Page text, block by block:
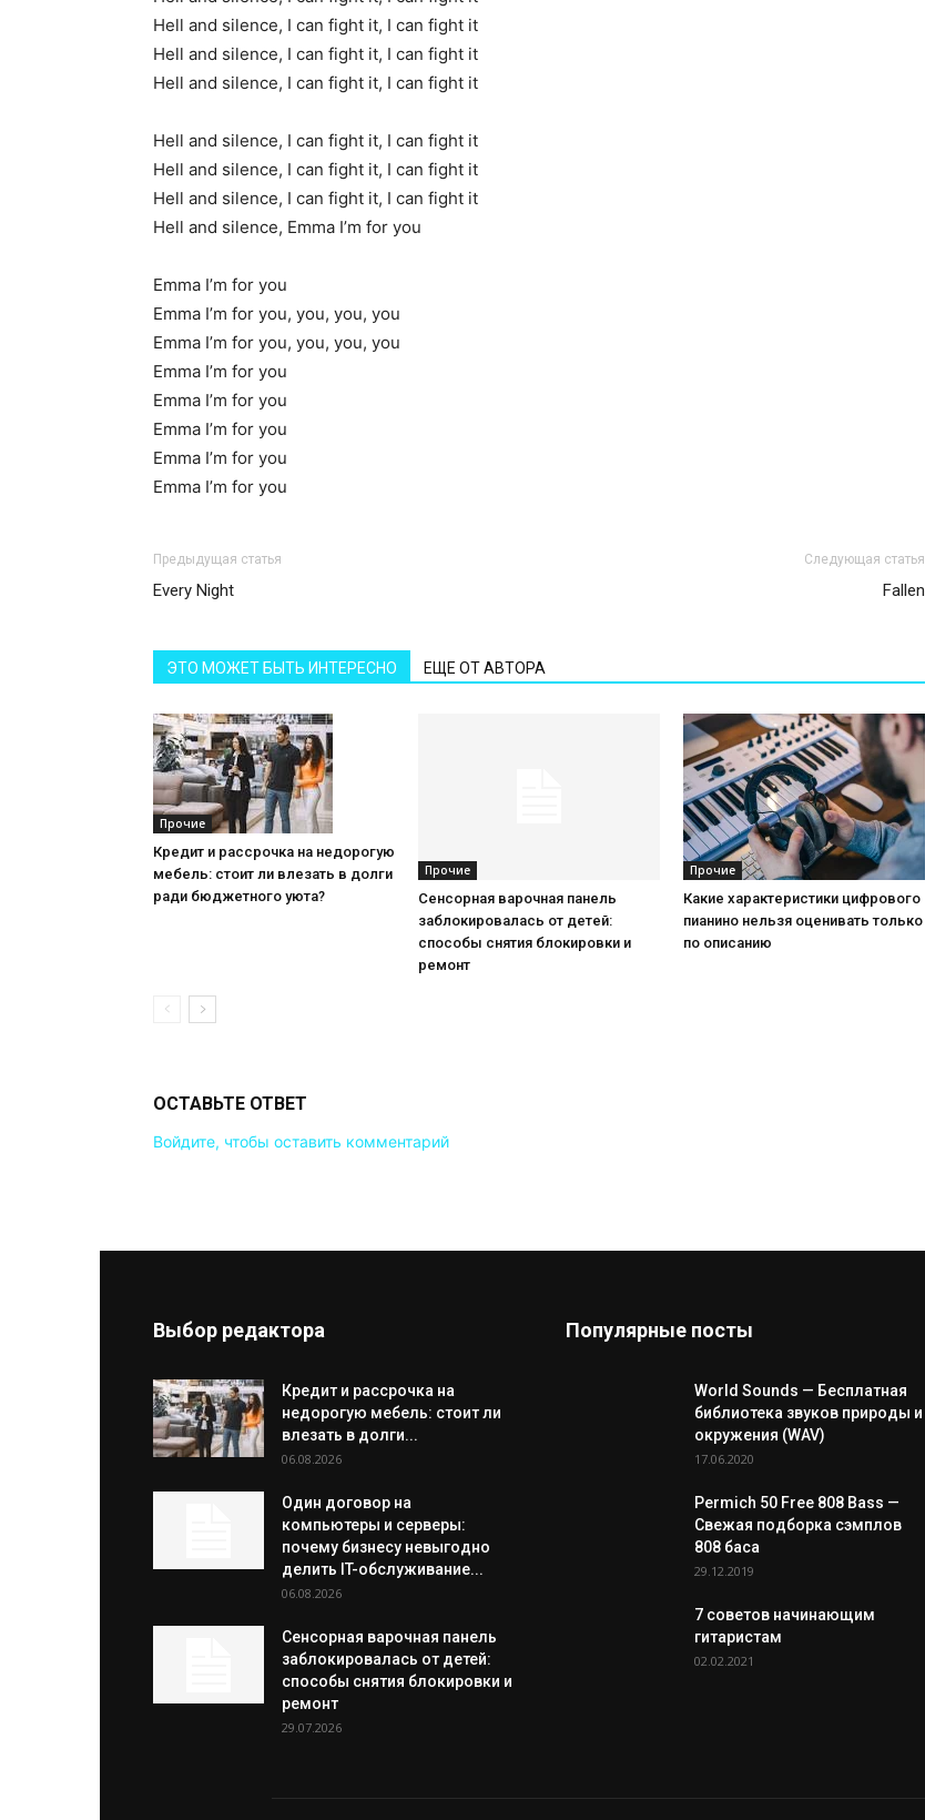
Hell and silence, I can fight it, I can fight it
Hell and silence, I can fight it, I can fight it
Hell and silence, I can fight it, I can fight it
Hell and silence, I can fight it, I can fight it
Hell and silence, I can fight it, I can fight it
Hell and silence, I can fight it, I can fight it
Hell and silence, Emma I’m for you
Emma I’m for you
Emma I’m for you, you, you, you
Emma I’m for you, you, you, you
Emma I’m for you
Emma I’m for you
Emma I’m for you
Emma I’m for you
Emma I’m for you
Предыдущая статья
Every Night
Следующая статья
Fallen
ЭТО МОЖЕТ БЫТЬ ИНТЕРЕСНО ЕЩЕ ОТ АВТОРА
Прочие
Кредит и рассрочка на недорогую
мебель: стоит ли влезать в долги
ради бюджетного уюта?
Прочие
Сенсорная варочная панель
заблокировалась от детей:
способы снятия блокировки и
ремонт
Прочие
Какие характеристики цифрового
пианино нельзя оценивать только
по описанию
ОСТАВЬТЕ ОТВЕТ
Войдите, чтобы оставить комментарий
Выбор редактора
Кредит и рассрочка на
недорогую мебель: стоит ли
влезать в долги...
06.08.2026
Один договор на
компьютеры и серверы:
почему бизнесу невыгодно
делить IT-обслуживание...
06.08.2026
Сенсорная варочная панель
заблокировалась от детей:
способы снятия блокировки и
ремонт
29.07.2026
Популярные посты
World Sounds — Бесплатная
библиотека звуков природы и
окружения (WAV)
17.06.2020
Permich 50 Free 808 Bass —
Свежая подборка сэмплов
808 баса
29.12.2019
7 советов начинающим
гитаристам
02.02.2021